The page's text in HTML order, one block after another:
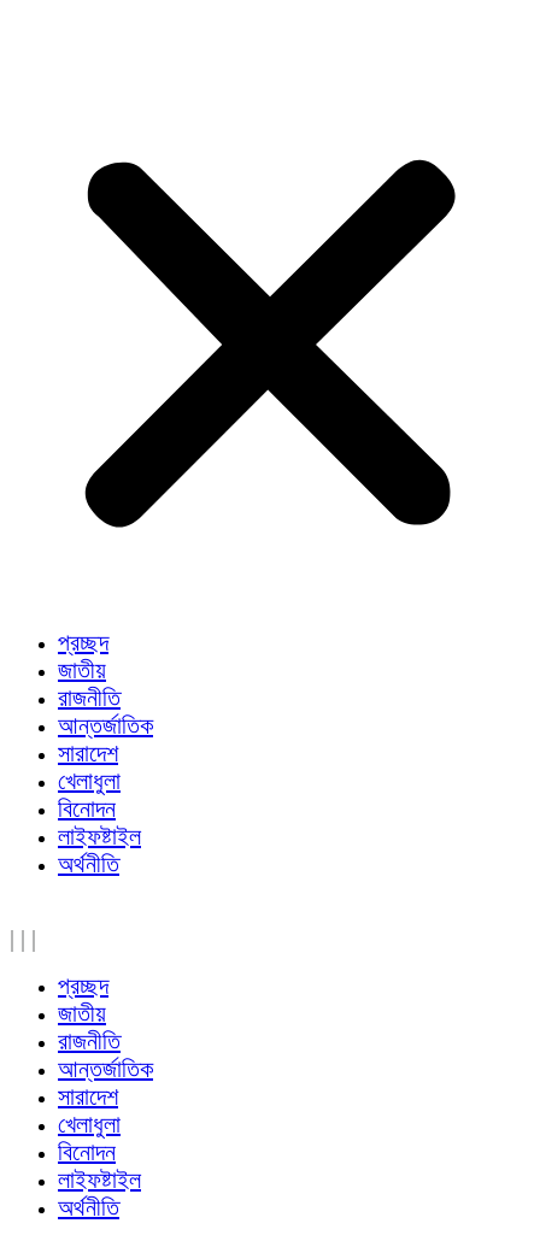
প্রচ্ছদ
জাতীয়
রাজনীতি
আন্তর্জাতিক
সারাদেশ
খেলাধুলা
বিনোদন
লাইফষ্টাইল
অর্থনীতি
| | |
প্রচ্ছদ
জাতীয়
রাজনীতি
আন্তর্জাতিক
সারাদেশ
খেলাধুলা
বিনোদন
লাইফষ্টাইল
অর্থনীতি